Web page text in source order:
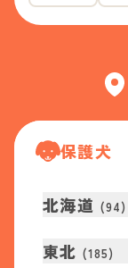
保護犬
北海道 (94)
東北 (185)